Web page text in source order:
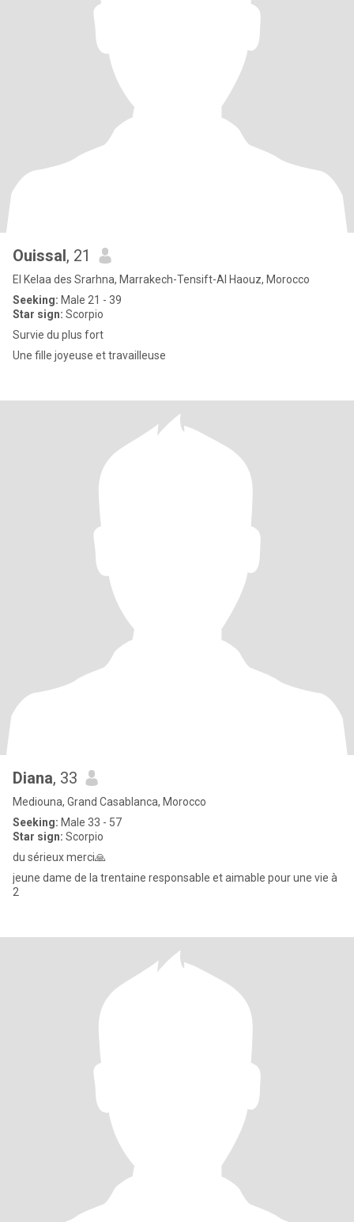
Ouissal, 21
El Kelaa des Srarhna, Marrakech-Tensift-Al Haouz, Morocco
Seeking: Male 21 - 39
Star sign: Scorpio
Survie du plus fort
Une fille joyeuse et travailleuse
Diana, 33
Mediouna, Grand Casablanca, Morocco
Seeking: Male 33 - 57
Star sign: Scorpio
du sérieux merci🙏
jeune dame de la trentaine responsable et aimable pour une vie à
2